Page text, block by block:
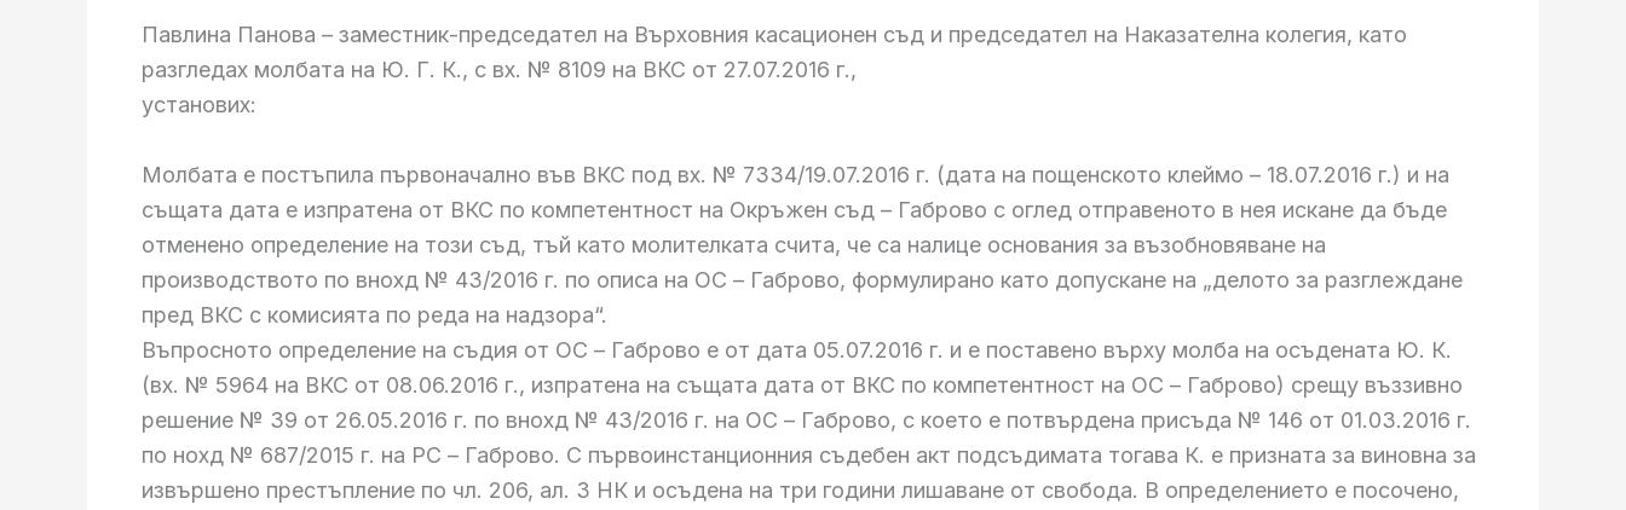
Павлина Панова – заместник-председател на Върховния касационен съд и председател на Наказателна колегия, като
разгледах молбата на Ю. Г. К., с вх. № 8109 на ВКС от 27.07.2016 г.,
установих:
Молбата е постъпила първоначално във ВКС под вх. № 7334/19.07.2016 г. (дата на пощенското клеймо – 18.07.2016 г.) и на
същата дата е изпратена от ВКС по компетентност на Окръжен съд – Габрово с оглед отправеното в нея искане да бъде
отменено определение на този съд, тъй като молителката счита, че са налице основания за възобновяване на
производството по внохд № 43/2016 г. по описа на ОС – Габрово, формулирано като допускане на „делото за разглеждане
пред ВКС с комисията по реда на надзора“.
Въпросното определение на съдия от ОС – Габрово е от дата 05.07.2016 г. и е поставено върху молба на осъдената Ю. К.
(вх. № 5964 на ВКС от 08.06.2016 г., изпратена на същата дата от ВКС по компетентност на ОС – Габрово) срещу въззивно
решение № 39 от 26.05.2016 г. по внохд № 43/2016 г. на ОС – Габрово, с което е потвърдена присъда № 146 от 01.03.2016 г.
по нохд № 687/2015 г. на РС – Габрово. С първоинстанционния съдебен акт подсъдимата тогава К. е призната за виновна за
извършено престъпление по чл. 206, ал. 3 НК и осъдена на три години лишаване от свобода. В определението е посочено,